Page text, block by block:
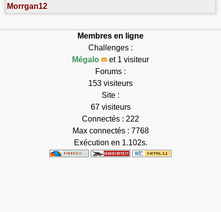
Morrgan12
Membres en ligne
Challenges :
Mégalo
et 1 visiteur
Forums :
153 visiteurs
Site :
67 visiteurs
Connectés : 222
Max connectés : 7768
Exécution en 1.102s.